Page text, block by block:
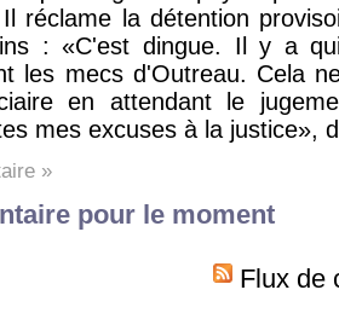
réclame la détention
: «C'est dingue. Il y a
les mecs d'Outreau. Cela
en attendant le
mes excuses à la justice»,
»
pour le moment
Flux de